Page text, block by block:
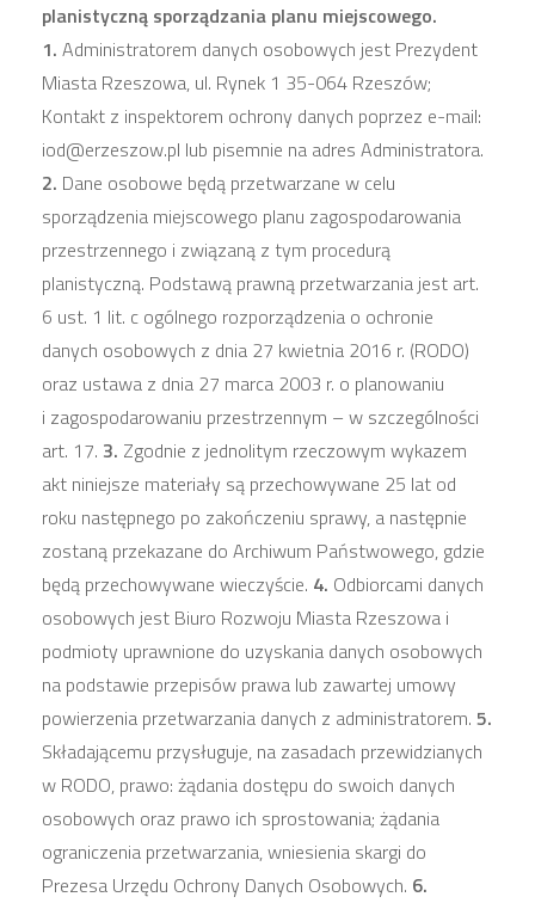
planistyczną sporządzania planu miejscowego.
1. Administratorem danych osobowych jest Prezydent
Miasta Rzeszowa, ul. Rynek 1 35-064 Rzeszów;
Kontakt z inspektorem ochrony danych poprzez e-mail:
iod@erzeszow.pl lub pisemnie na adres Administratora.
2. Dane osobowe będą przetwarzane w celu
sporządzenia miejscowego planu zagospodarowania
przestrzennego i związaną z tym procedurą
planistyczną. Podstawą prawną przetwarzania jest art.
6 ust. 1 lit. c ogólnego rozporządzenia o ochronie
danych osobowych z dnia 27 kwietnia 2016 r. (RODO)
oraz ustawa z dnia 27 marca 2003 r. o planowaniu
i zagospodarowaniu przestrzennym – w szczególności
art. 17. 3. Zgodnie z jednolitym rzeczowym wykazem
akt niniejsze materiały są przechowywane 25 lat od
roku następnego po zakończeniu sprawy, a następnie
zostaną przekazane do Archiwum Państwowego, gdzie
będą przechowywane wieczyście. 4. Odbiorcami danych
osobowych jest Biuro Rozwoju Miasta Rzeszowa i
podmioty uprawnione do uzyskania danych osobowych
na podstawie przepisów prawa lub zawartej umowy
powierzenia przetwarzania danych z administratorem. 5.
Składającemu przysługuje, na zasadach przewidzianych
w RODO, prawo: żądania dostępu do swoich danych
osobowych oraz prawo ich sprostowania; żądania
ograniczenia przetwarzania, wniesienia skargi do
Prezesa Urzędu Ochrony Danych Osobowych. 6.